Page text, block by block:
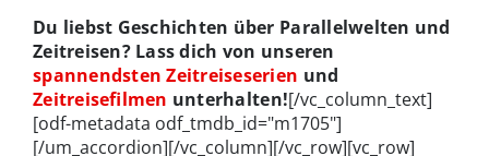
Du liebst Geschichten über Parallelwelten und
Zeitreisen? Lass dich von unseren
spannendsten Zeitreiseserien und
Zeitreisefilmen unterhalten![/vc_column_text]
[odf-metadata odf_tmdb_id="m1705"]
[/um_accordion][/vc_column][/vc_row][vc_row]